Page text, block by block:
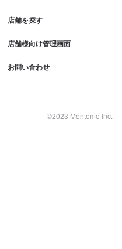
店舗を探す
店舗様向け管理画面
お問い合わせ
©2023 Mentemo Inc.